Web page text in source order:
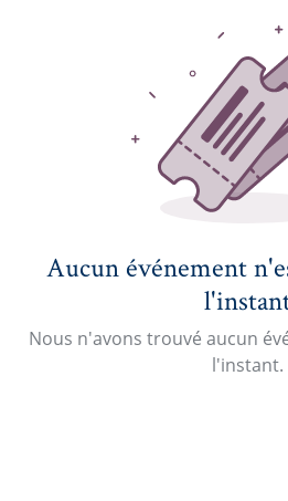
Aucun événement
Nous n'avons trouvé aucun
l'instant.